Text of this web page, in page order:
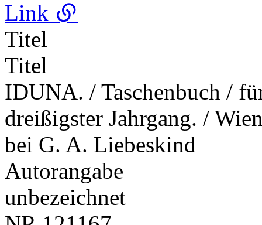
Link
Titel
Titel
IDUNA. / Taschenbuch /
dreißigster Jahrgang. /
bei G. A. Liebeskind
Autorangabe
unbezeichnet